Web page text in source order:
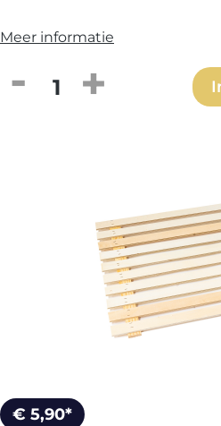
Meer informatie
Producthoeveelheid:
€ 5,90*